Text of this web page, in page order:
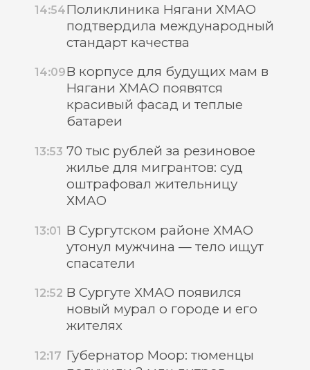
14:54Поликлиника Нягани ХМАО
подтвердила международный
стандарт качества
14:09В корпусе для будущих мам в
Нягани ХМАО появятся
красивый фасад и теплые
батареи
13:53 70 тыс рублей за резиновое
жилье для мигрантов: суд
оштрафовал жительницу
ХМАО
13:01 В Сургутском районе ХМАО
утонул мужчина — тело ищут
спасатели
12:52 В Сургуте ХМАО появился
новый мурал о городе и его
жителях
12:17 Губернатор Моор: тюменцы